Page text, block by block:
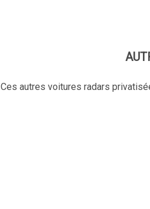
Ces autres voitures radars